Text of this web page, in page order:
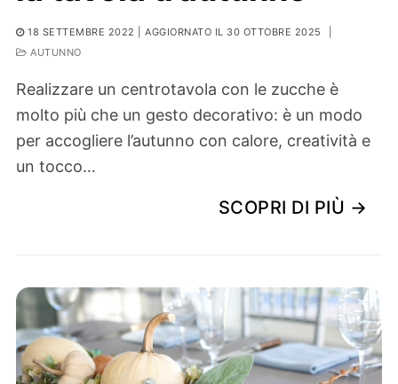
18 SETTEMBRE 2022 | AGGIORNATO IL 30 OTTOBRE 2025
AUTUNNO
Realizzare un centrotavola con le zucche è
molto più che un gesto decorativo: è un modo
per accogliere l’autunno con calore, creatività e
un tocco…
SCOPRI DI PIÙ →